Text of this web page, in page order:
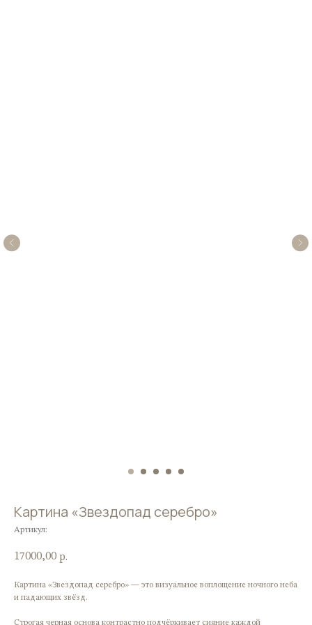
Картина «Звездопад серебро»
Артикул:
17000,00 р.
Картина «Звездопад серебро» — это визуальное воплощение ночного неба
и падающих звёзд.
Строгая черная основа контрастно подчёркивает сияние каждой